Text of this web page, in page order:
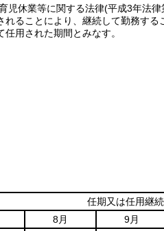
児休業等に関する法律(平成3年法律
ることにより、継続して勤務する
用された期間とみなす。
任期又は任用継
8月 9月